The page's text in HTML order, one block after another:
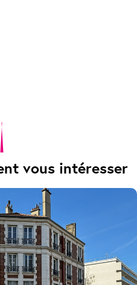
vous intéresser